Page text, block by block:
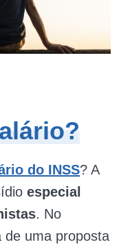
do INSS? A
especial
. No
de uma proposta